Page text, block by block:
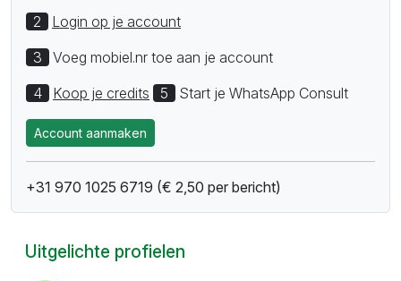
2
Login op je account
3
Voeg mobiel.nr toe aan je account
4
Koop je credits 5 Start je WhatsApp Consult
Account aanmaken
+31 970 1025 6719 (€ 2,50 per bericht)
Uitgelichte profielen